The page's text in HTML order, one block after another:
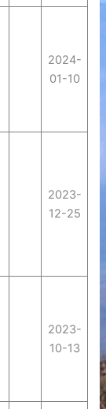
2024-
01-10
2023-
12-25
2023-
10-13